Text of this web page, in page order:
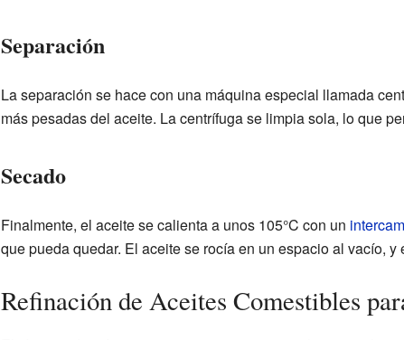
Separación
La separación se hace con una máquina especial llamada
más pesadas del aceite. La centrífuga se limpia sola, lo que
Secado
Finalmente, el aceite se calienta a unos 105°C con un
que pueda quedar. El aceite se rocía en un espacio al vacío,
Refinación de Aceites Comestibles